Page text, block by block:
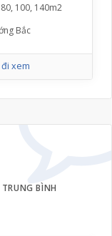
100, 140m2
Bắc
xem
TRUNG BÌNH